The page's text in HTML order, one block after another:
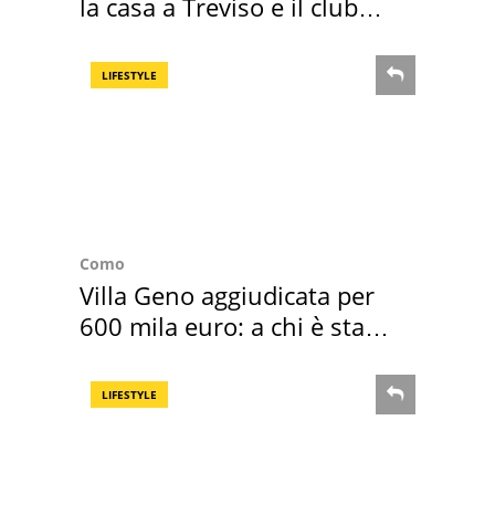
la casa a Treviso e il club
LIFESTYLE
Como
Villa Geno aggiudicata per
600 mila euro: a chi è stata
LIFESTYLE